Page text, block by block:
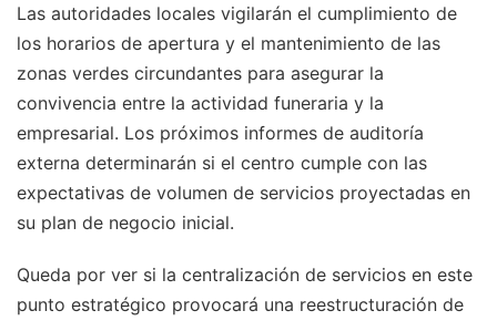
Las autoridades locales vigilarán el cumplimiento de
los horarios de apertura y el mantenimiento de las
zonas verdes circundantes para asegurar la
convivencia entre la actividad funeraria y la
empresarial. Los próximos informes de auditoría
externa determinarán si el centro cumple con las
expectativas de volumen de servicios proyectadas en
su plan de negocio inicial.
Queda por ver si la centralización de servicios en este
punto estratégico provocará una reestructuración de